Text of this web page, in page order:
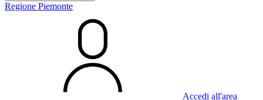
Regione Piemonte
Accedi all'area